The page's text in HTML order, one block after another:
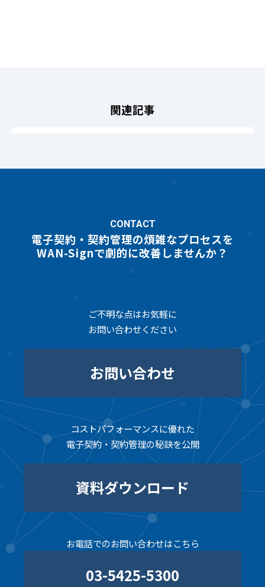
関連記事
CONTACT
電子契約・契約管理の煩雑なプロセスを
WAN-Signで劇的に改善しませんか？
ご不明な点はお気軽に
お問い合わせください
お問い合わせ
コストパフォーマンスに優れた
電子契約・契約管理の秘訣を公開
資料ダウンロード
お電話でのお問い合わせはこちら
03-5425-5300